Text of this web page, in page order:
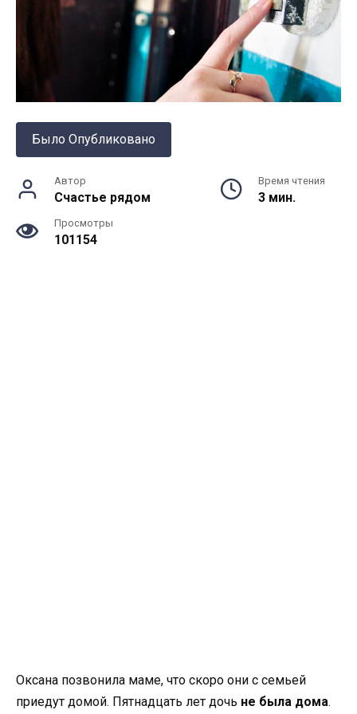
Было Опубликовано
Автор
Счастье рядом
Время чтения
3 мин.
Просмотры
101154
Оксана позвонила маме, что скоро они с семьей
приедут домой. Пятнадцать лет дочь не была дома.